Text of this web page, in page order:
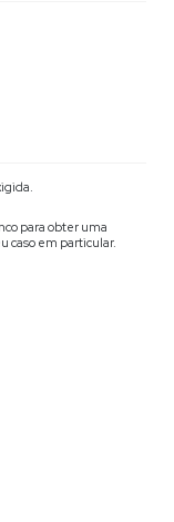
para obter uma
caso em particular.